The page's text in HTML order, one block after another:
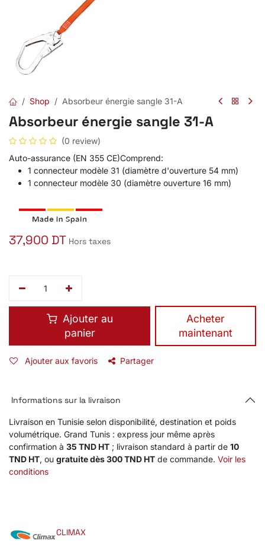
Shop Absorbeur énergie sangle 31-A
Absorbeur énergie sangle 31-A
(0 review)
Auto-assurance (EN 355 CE)Comprend:
1 connecteur modèle 31 (diamètre d'ouverture 54 mm)
1 connecteur modèle 30 (diamètre ouverture 16 mm)
37,900 DT Hors taxes
Ajouter au
panier
​Acheter
maintenant
Ajouter aux favoris Partager
Informations sur la livraison
Livraison en Tunisie selon disponibilité, destination et poids
volumétrique. Grand Tunis : express jour même après
confirmation à 35 TND HT ; livraison standard à partir de 10
TND HT, ou gratuite dès 300 TND HT de commande. Voir les
conditions
CLIMAX